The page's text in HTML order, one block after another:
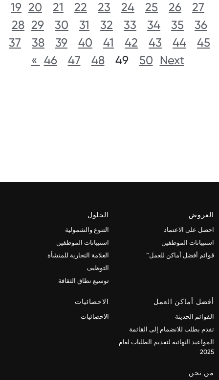
19 20 21 22 23 24 25 26
27
28 29 30 31 32 33 34 35
36
37
38 39 40 41 42 43 44
45
46
47 48 49 50 Next »
العروض
احصل على الاعتماد
استبيانات الموظفين
قوائم أفضل أماكن للعمل™
الحلول
التنوع والشمولية
استبيانات الموظفين
العلامة التجارية للمنشأة
التوظيف
توسيع نطاق الثقافة
أفضل أماكن العمل
القوائم الحديثة
تقدم بطلب للانضمام إلى القائمة
المواعيد النهائية لتقديم الطلبات لعام
2025
الاحصائيات
الاحصائيات
من نحن